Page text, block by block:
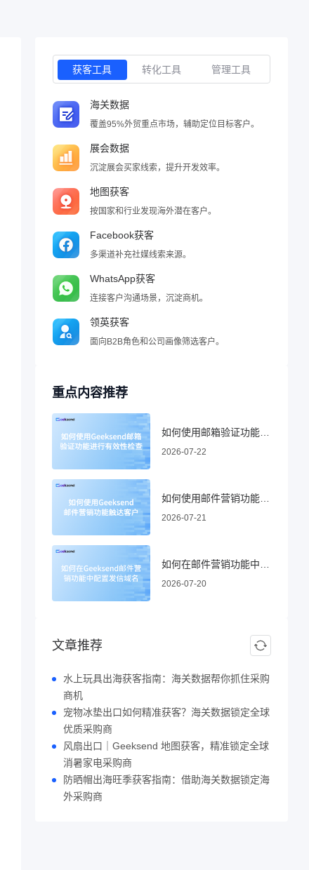
获客工具 转化工具 管理工具
海关数据
覆盖95%外贸重点市场，辅助定位目标客户。
展会数据
沉淀展会买家线索，提升开发效率。
地图获客
按国家和行业发现海外潜在客户。
Facebook获客
多渠道补充社媒线索来源。
WhatsApp获客
连接客户沟通场景，沉淀商机。
领英获客
面向B2B角色和公司画像筛选客户。
重点内容推荐
2026-07-22
2026-07-21
2026-07-20
文章推荐
水上玩具出海获客指南：海关数据帮你抓住采购
商机
宠物冰垫出口如何精准获客？海关数据锁定全球
优质采购商
风扇出口｜Geeksend 地图获客，精准锁定全球
消暑家电采购商
防晒帽出海旺季获客指南：借助海关数据锁定海
外采购商